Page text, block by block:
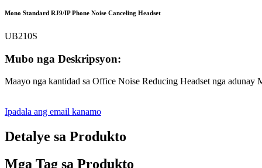
Mono Standard RJ9/IP Phone Noise Canceling Headset
UB210S
Mubo nga Deskripsyon:
Maayo nga kantidad sa Office Noise Reducing Headset nga
Ipadala ang email kanamo
Detalye sa Produkto
Mga Tag sa Produkto